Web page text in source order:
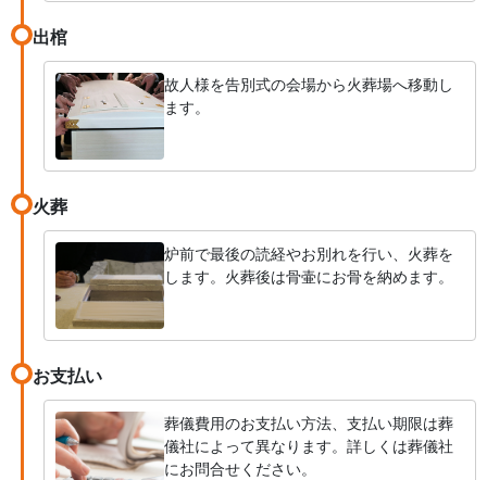
出棺
故人様を告別式の会場から火葬場へ移動し
ます。
火葬
炉前で最後の読経やお別れを行い、火葬を
します。火葬後は骨壷にお骨を納めます。
お支払い
葬儀費用のお支払い方法、支払い期限は葬
儀社によって異なります。詳しくは葬儀社
にお問合せください。